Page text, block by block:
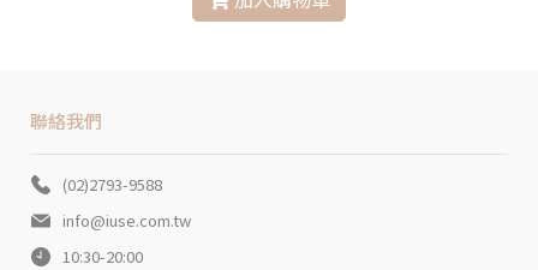
聯絡我們
(02)2793-9588
info@iuse.com.tw
10:30-20:00